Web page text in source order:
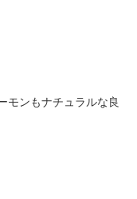
モンもナチュラルな良